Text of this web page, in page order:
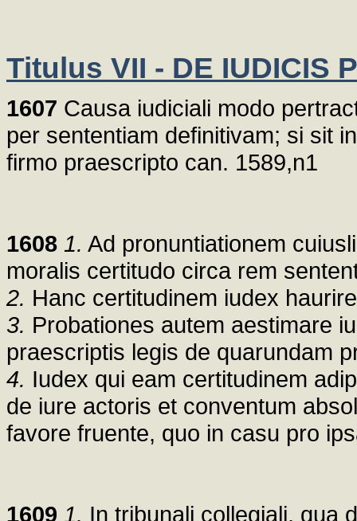
Titulus VII - DE IUDICIS
1607 Causa iudiciali modo
per sententiam definitivam; si sit
firmo praescripto can. 1589,n1
1608 1. Ad pronuntiationem
moralis certitudo circa rem
2. Hanc certitudinem iudex
3. Probationes autem aestimare
praescriptis legis de quarundam
4. Iudex qui eam certitudinem
de iure actoris et conventum
favore fruente, quo in casu pro
1609 1. In tribunali collegiali, qua